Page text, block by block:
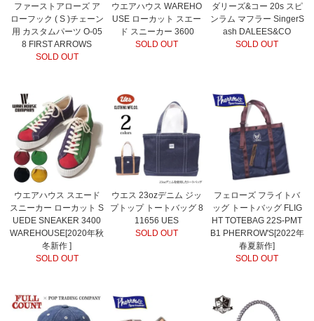
ファーストアローズ ア
ローフック ( S )チェーン
用 カスタムパーツ O-05
8 FIRST ARROWS
SOLD OUT
ウエアハウス WAREHO
USE ローカット スエー
ド スニーカー 3600
SOLD OUT
ダリーズ&コー 20s スピ
ンラム マフラー SingerS
ash DALEES&CO
SOLD OUT
ウエアハウス スエード
スニーカー ローカット S
UEDE SNEAKER 3400
WAREHOUSE[2020年秋
冬新作 ]
SOLD OUT
ウエス 23ozデニム ジッ
プトップ トートバッグ 8
11656 UES
SOLD OUT
フェローズ フライトバ
ッグ トートバッグ FLIG
HT TOTEBAG 22S-PMT
B1 PHERROW'S[2022年
春夏新作]
SOLD OUT